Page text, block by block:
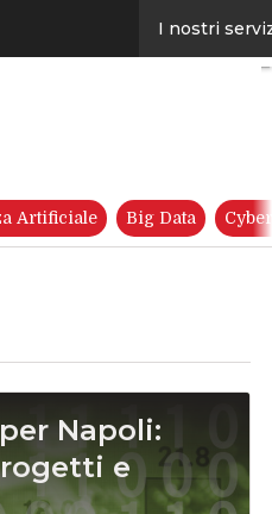
I nostri
Artificiale Big Data
Napoli:
e